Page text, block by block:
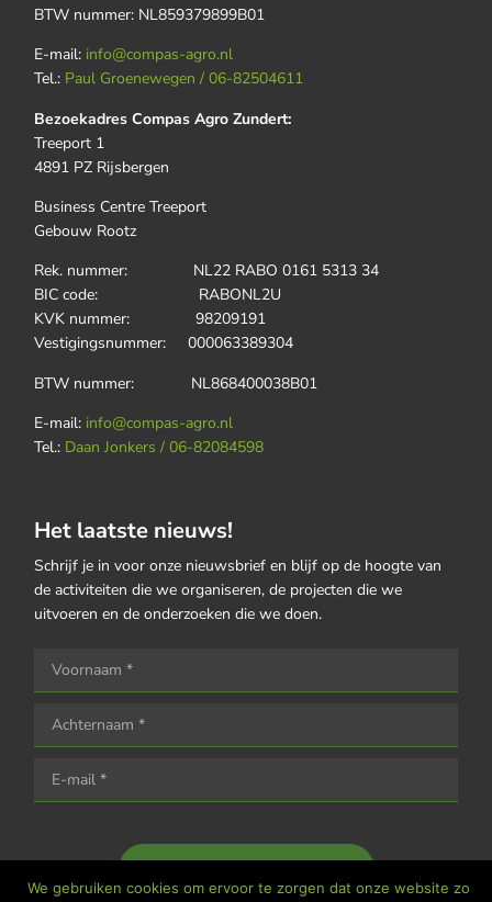
BTW nummer: NL859379899B01
E-mail: info@compas-agro.nl
Tel.: Paul Groenewegen / 06-82504611
Bezoekadres Compas Agro Zundert:
Treeport 1
4891 PZ Rijsbergen
Business Centre Treeport
Gebouw Rootz
Rek. nummer: NL22 RABO 0161 5313 34
BIC code: RABONL2U
KVK nummer: 98209191
Vestigingsnummer: 000063389304
BTW nummer: NL868400038B01
E-mail: info@compas-agro.nl
Tel.: Daan Jonkers / 06-82084598
Het laatste nieuws!
Schrijf je in voor onze nieuwsbrief en blijf op de hoogte van
de activiteiten die we organiseren, de projecten die we
uitvoeren en de onderzoeken die we doen.
We gebruiken cookies om ervoor te zorgen dat onze website zo